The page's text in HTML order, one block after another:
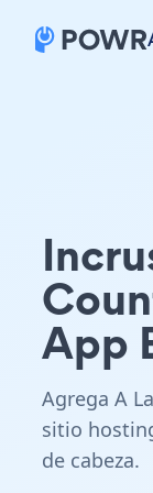
App
Agrega A
sitio
de cabeza.